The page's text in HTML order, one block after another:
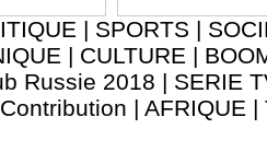
| SPORTS |
| CULTURE |
Russie 2018 | SERIE
Contribution | AFRIQUE |